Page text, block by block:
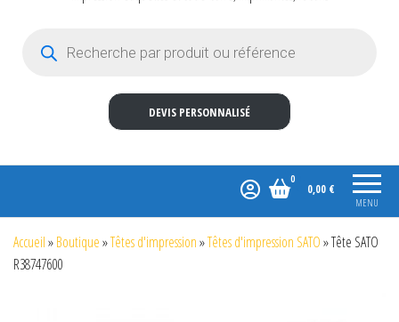
DEVIS PERSONNALISÉ
MENU
0
0,00 €
Accueil»Boutique»Têtes d'impression»Têtes d'impression SATO»Tête SATO
R38747600